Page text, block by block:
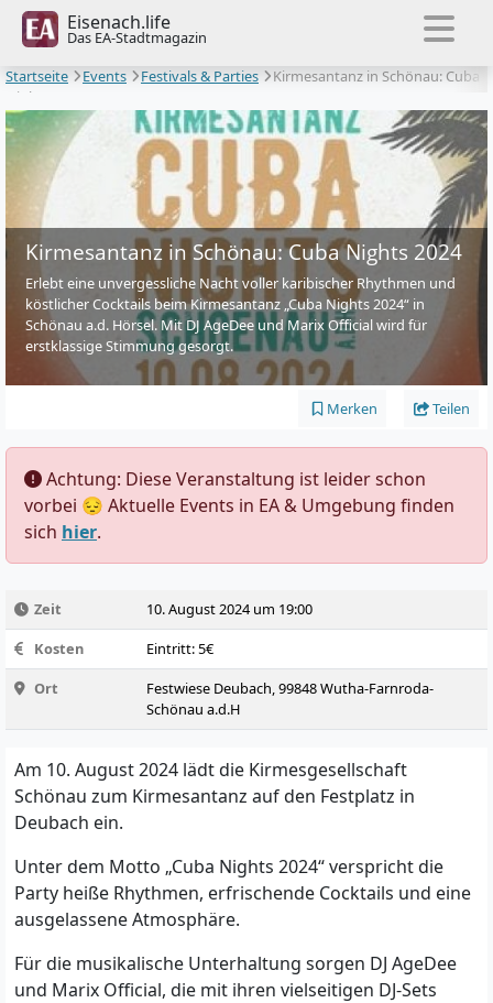
Eisenach.life
Das EA-Stadtmagazin
Startseite
Events Festivals & Parties
Kirmesantanz in Schönau: Cuba
Nights 2024
Kirmesantanz in Schönau: Cuba Nights 2024
Erlebt eine unvergessliche Nacht voller karibischer Rhythmen und
köstlicher Cocktails beim Kirmesantanz „Cuba Nights 2024“ in
Schönau a.d. Hörsel. Mit DJ AgeDee und Marix Official wird für
erstklassige Stimmung gesorgt.
Merken Teilen
️ Achtung: Diese Veranstaltung ist leider schon
vorbei 😔 Aktuelle Events in EA & Umgebung finden
sich hier.
Zeit
10. August 2024 um 19:00
Kosten
Eintritt: 5€
Ort
Festwiese Deubach, 99848 Wutha-Farnroda-
Schönau a.d.H
Am 10. August 2024 lädt die Kirmesgesellschaft
Schönau zum Kirmesantanz auf den Festplatz in
Deubach ein.
Unter dem Motto „Cuba Nights 2024“ verspricht die
Party heiße Rhythmen, erfrischende Cocktails und eine
ausgelassene Atmosphäre.
Für die musikalische Unterhaltung sorgen DJ AgeDee
und Marix Official, die mit ihren vielseitigen DJ-Sets